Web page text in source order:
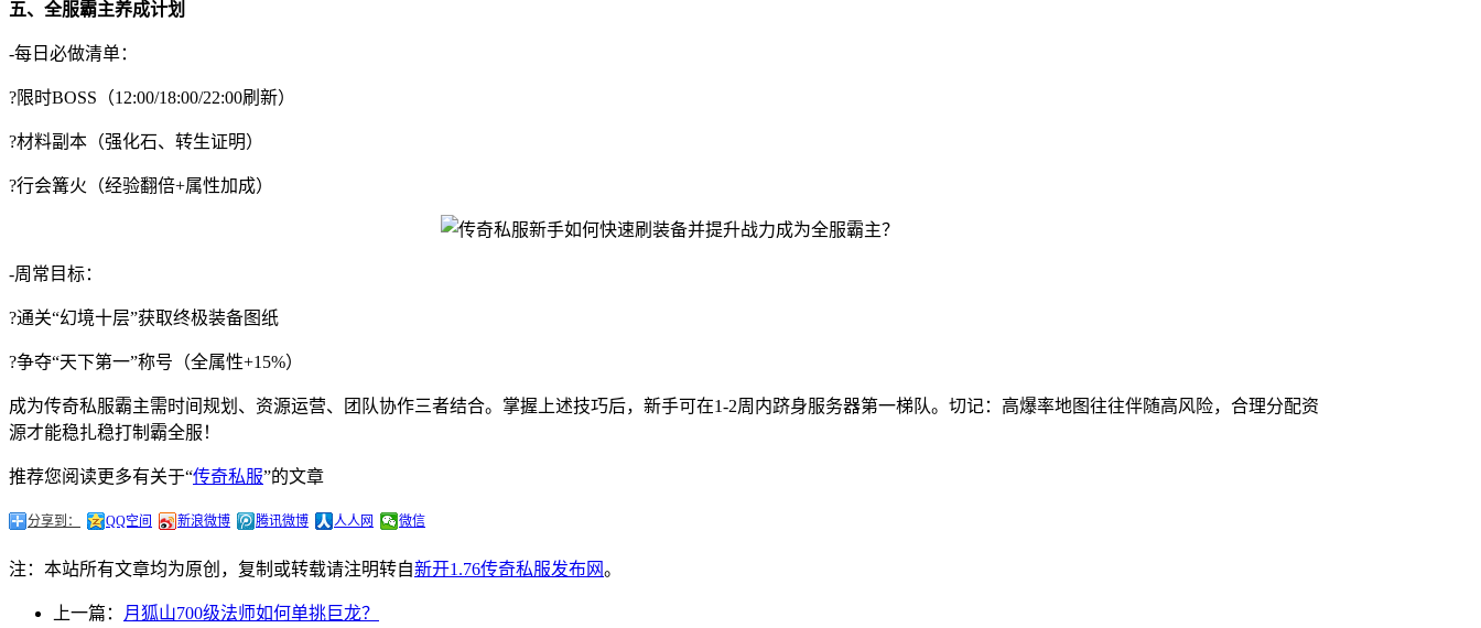
五、全服霸主养成计划
-每日必做清单：
?限时BOSS（12:00/18:00/22:00刷新）
?材料副本（强化石、转生证明）
?行会篝火（经验翻倍+属性加成）
-周常目标：
?通关“幻境十层”获取终极装备图纸
?争夺“天下第一”称号（全属性+15%）
成为传奇私服霸主需时间规划、资源运营、团队协作三者结合。掌握上述技巧后，新手可在1-2周内跻身服务器第一梯队。切记：高爆率地图往往伴随高风险，合理分配资
源才能稳扎稳打制霸全服！
推荐您阅读更多有关于“传奇私服”的文章
分享到： QQ空间 新浪微博 腾讯微博 人人网 微信
注：本站所有文章均为原创，复制或转载请注明转自新开1.76传奇私服发布网。
上一篇：
月狐山700级法师如何单挑巨龙？